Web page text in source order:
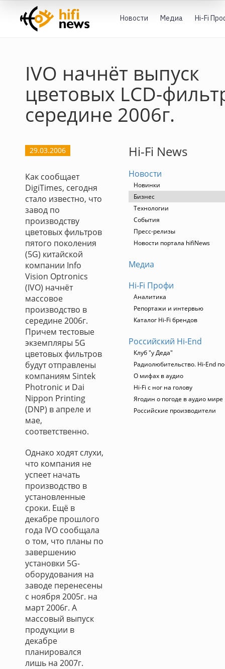
Новости Медиа Hi-Fi
IVO начнёт выпуск
цветовых LCD-
середине 2006г.
29.03.2006
Как сообщает
DigiTimes, сегодня
стало известно, что
завод по
производству
цветовых фильтров
пятого поколения
(5G) китайской
компании Info
Vision Optronics
(IVO) начнёт
массовое
производство в
середине 2006г.
Причем тестовые
экземпляры 5G
цветовых фильтров
будут отправлены
компаниям Sintek
Photronic и Dai
Nippon Printing
(DNP) в апреле и
мае,
соответственно.
Однако ходят слухи,
что компания не
успеет начать
производство в
установленные
сроки. Ещё в
декабре прошлого
года IVO сообщала
о том, что планы по
завершению
установки 5G-
оборудования на
заводе перенесены
с ноября 2005г. на
март 2006г. А
массовый выпуск
продукции в
декабре
планировался
лишь на 2007г.
Hi-Fi News
Новости
Новинки
Бизнес
Технологии
События
Пресс-релизы
Новости портала hifiNews
Медиа
Hi-Fi Профи
Аналитика
Репортажи и интервью
Каталог Hi-Fi брендов
Российский Hi-End
Клуб "у Деда"
Радиолюбительство. Hi-End
О мифах в аудио
Hi-Fi с ног на голову
Ягодин о погоде в аудио мире
Российские производители